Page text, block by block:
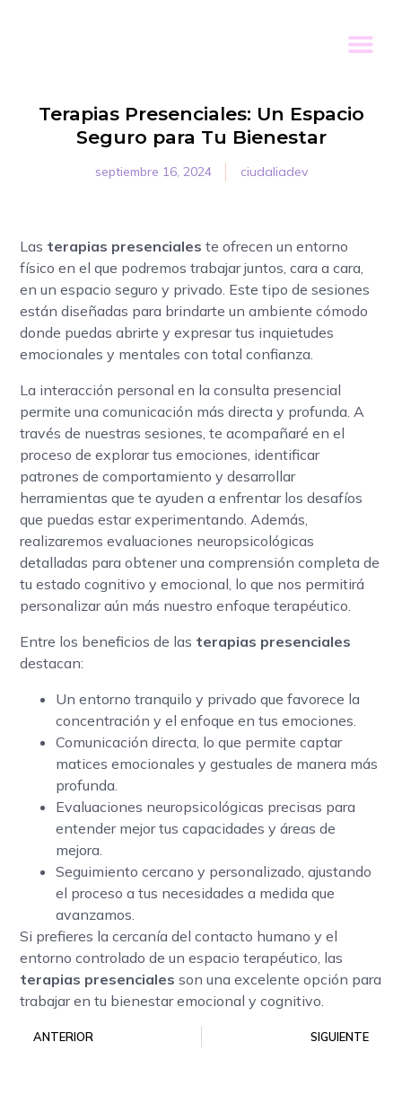
Terapias Presenciales: Un Espacio
Seguro para Tu Bienestar
septiembre 16, 2024 ciudaliadev
Las terapias presenciales te ofrecen un entorno
físico en el que podremos trabajar juntos, cara a cara,
en un espacio seguro y privado. Este tipo de sesiones
están diseñadas para brindarte un ambiente cómodo
donde puedas abrirte y expresar tus inquietudes
emocionales y mentales con total confianza.
La interacción personal en la consulta presencial
permite una comunicación más directa y profunda. A
través de nuestras sesiones, te acompañaré en el
proceso de explorar tus emociones, identificar
patrones de comportamiento y desarrollar
herramientas que te ayuden a enfrentar los desafíos
que puedas estar experimentando. Además,
realizaremos evaluaciones neuropsicológicas
detalladas para obtener una comprensión completa de
tu estado cognitivo y emocional, lo que nos permitirá
personalizar aún más nuestro enfoque terapéutico.
Entre los beneficios de las terapias presenciales
destacan:
Un entorno tranquilo y privado que favorece la
concentración y el enfoque en tus emociones.
Comunicación directa, lo que permite captar
matices emocionales y gestuales de manera más
profunda.
Evaluaciones neuropsicológicas precisas para
entender mejor tus capacidades y áreas de
mejora.
Seguimiento cercano y personalizado, ajustando
el proceso a tus necesidades a medida que
avanzamos.
Si prefieres la cercanía del contacto humano y el
entorno controlado de un espacio terapéutico, las
terapias presenciales son una excelente opción para
trabajar en tu bienestar emocional y cognitivo.
ANTERIOR SIGUIENTE